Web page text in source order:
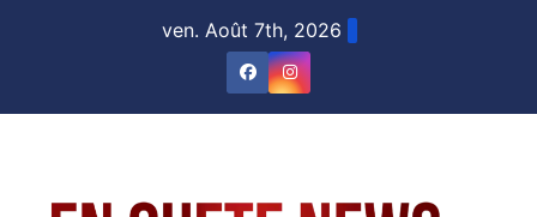
ven. Août 7th, 2026